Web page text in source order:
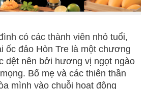
có các thành viên nhỏ tuổi,
ốc đảo Hòn Tre là một chương
dệt nên bởi hương vị ngọt ngào
Bố mẹ và các thiên thần
mình vào chuỗi hoạt động